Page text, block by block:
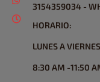
3154359034 -
HORARIO:
LUNES A
8:30 AM -11:50